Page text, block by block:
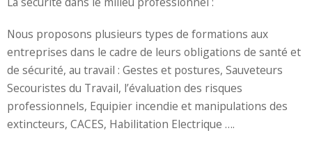
CGV
Politique de cookies (UE)
Nous proposons plusieurs types de formations aux
entreprises dans le cadre de leurs obligations de santé et
de sécurité, au travail : Gestes et postures, Sauveteurs
Secouristes du Travail, l’évaluation des risques
professionnels, Equipier incendie et manipulations des
extincteurs, CACES, Habilitation Electrique ….